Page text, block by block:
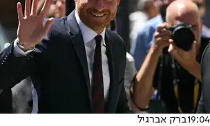
19:04ברק אברגיל